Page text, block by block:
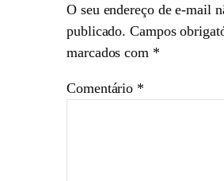
O seu endereço de e-mail
publicado. Campos
marcados com *
Comentário *